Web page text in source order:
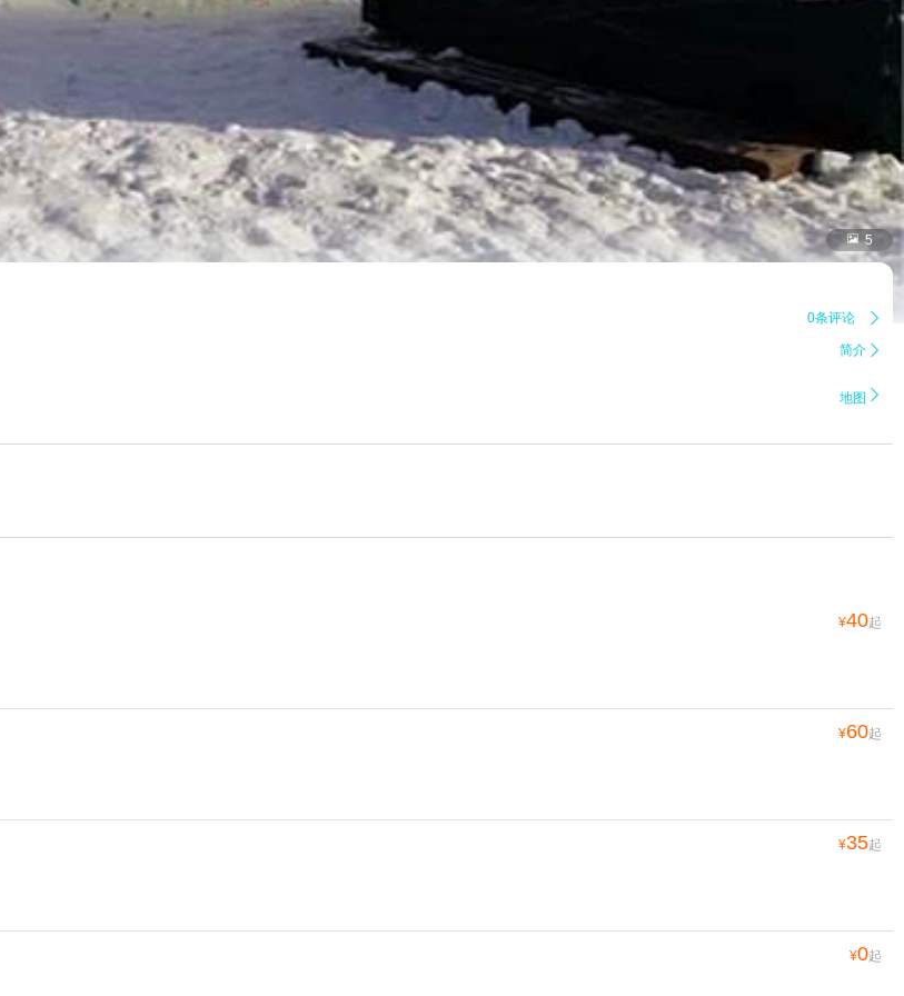
 5
0条评论 
简介 
地图 
¥40起
¥60起
¥35起
¥0起